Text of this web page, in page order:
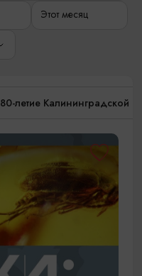
Этот месяц
80-летие Калининградской